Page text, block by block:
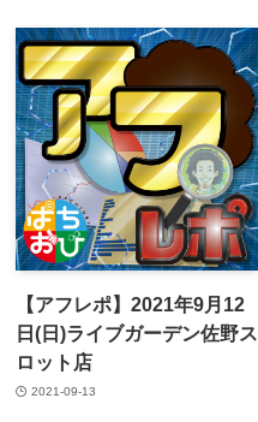
【アフレポ】2021年9月12
日(日)ライブガーデン佐野ス
ロット店
2021-09-13